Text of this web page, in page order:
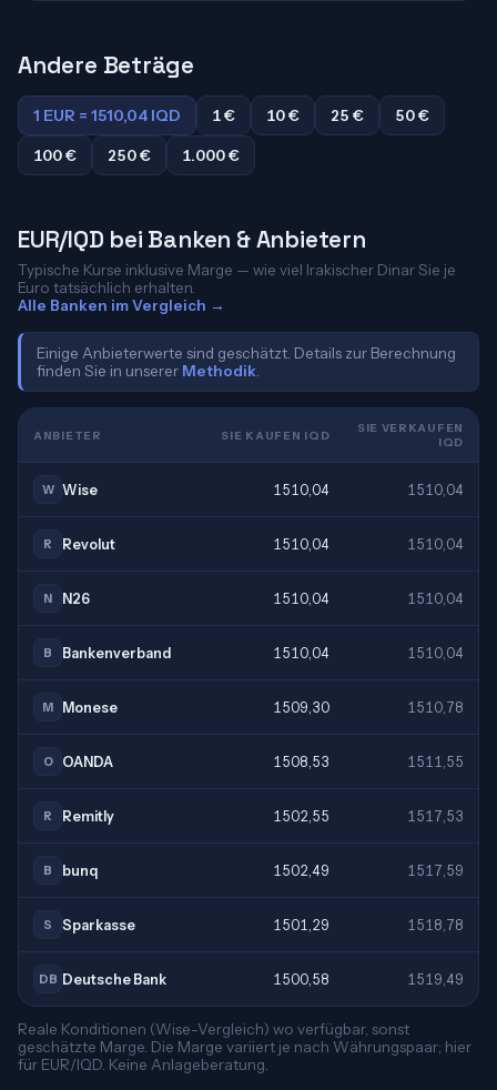
Andere Beträge
1 EUR = 1510,04 IQD 1 € 10 € 25 €
50 €
100 €
250 € 1.000 €
EUR/IQD bei Banken & Anbietern
Typische Kurse inklusive Marge — wie viel Irakischer Dinar Sie je
Euro tatsächlich erhalten.
Alle Banken im Vergleich →
Einige Anbieterwerte sind geschätzt. Details zur Berechnung
finden Sie in unserer Methodik
ANBIETER SIE KAUFEN IQD
SIE VERKAUFEN
IQD
W Wise 1510,04 1510,04
R Revolut 1510,04 1510,04
N N26 1510,04 1510,04
B Bankenverband 1510,04 1510,04
M Monese 1509,30 1510,78
O OANDA 1508,53 1511,55
R Remitly 1502,55 1517,53
B bunq 1502,49 1517,59
S Sparkasse 1501,29 1518,78
DB Deutsche Bank 1500,58 1519,49
Reale Konditionen (Wise-Vergleich) wo verfügbar, sonst
geschätzte Marge. Die Marge variiert je nach Währungspaar; hier
für EUR/IQD. Keine Anlageberatung.